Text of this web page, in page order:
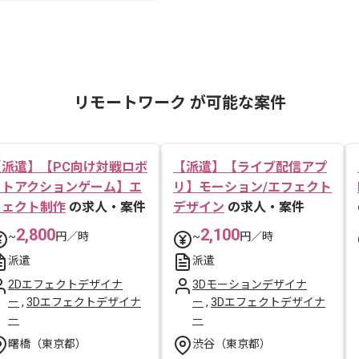
リモートワーク が可能な案件
遣】【PC向け対戦ロボ
アクションゲーム】エ
クト制作 の求人・案件
~2,800円／時
派遣
2Dエフェクトデザイナ
ー , 3Dエフェクトデザイナ
ー
曙橋（東京都）
【派遣】【ライブ配信アプ
リ】モーション/エフェクト
デザイン の求人・案件
~2,100円／時
派遣
3Dモーションデザイナ
ー , 3Dエフェクトデザイナ
ー
渋谷（東京都）